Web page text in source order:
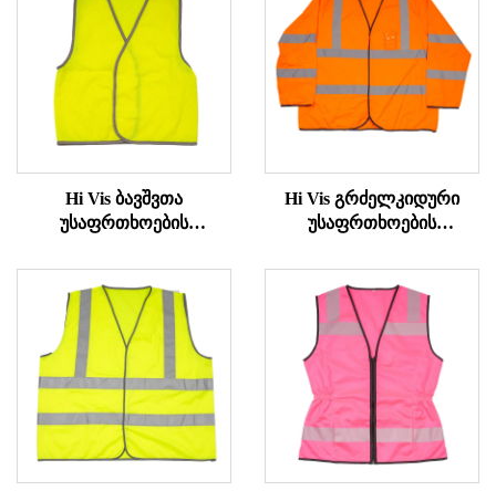
Hi Vis ბავშვთა
უსაფრთხოების
Hi Vis გრძელკიდური
უსაფრთხოების